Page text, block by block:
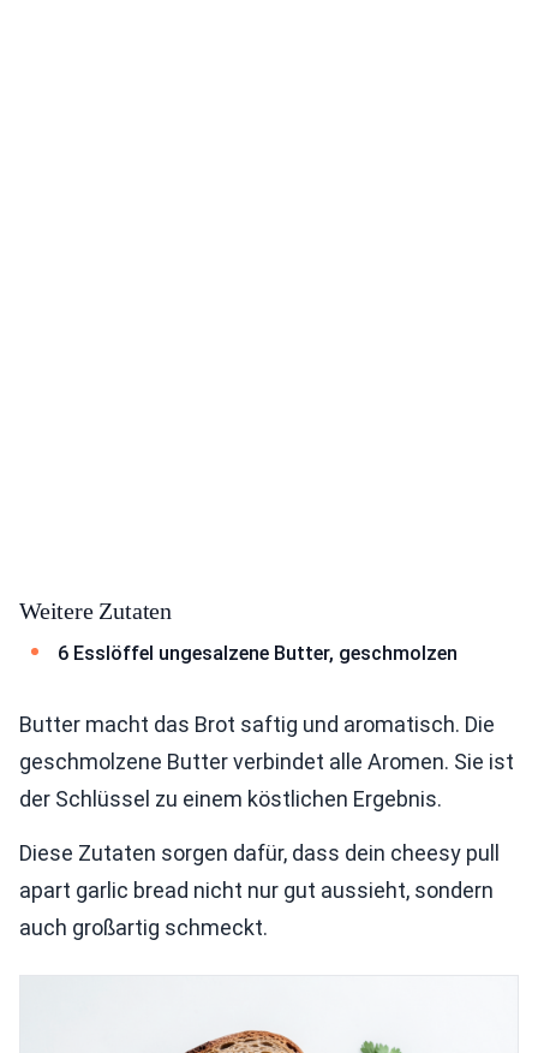
Weitere Zutaten
6 Esslöffel ungesalzene Butter, geschmolzen
Butter macht das Brot saftig und aromatisch. Die
geschmolzene Butter verbindet alle Aromen. Sie ist
der Schlüssel zu einem köstlichen Ergebnis.
Diese Zutaten sorgen dafür, dass dein cheesy pull
apart garlic bread nicht nur gut aussieht, sondern
auch großartig schmeckt.